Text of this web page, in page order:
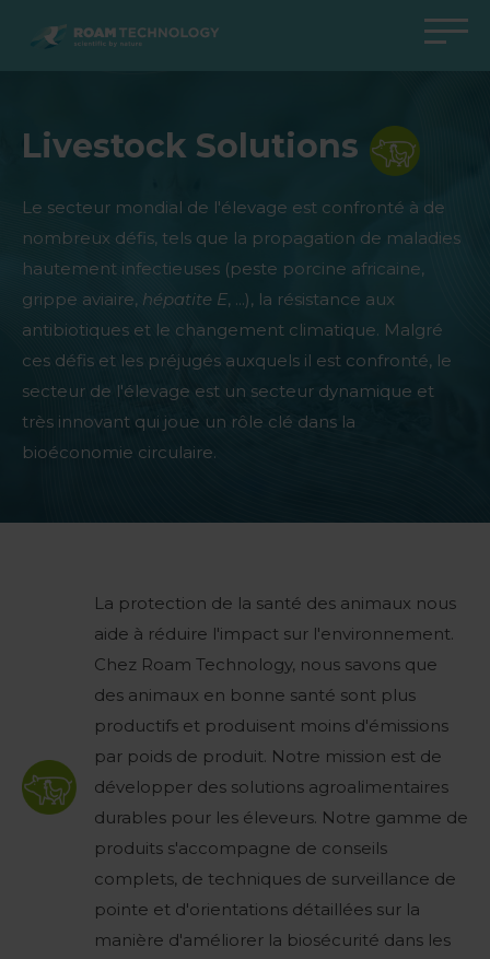
ROAM
Agro Solutions
Produits
Tous les cas
Livestock Solutions
Produits
Tous les cas
Industrial Applications
Produits
Tous les cas
Medical Support
Produits Medical Support
Tous les cas
Livestock Solutions
Le secteur mondial de l'élevage est confronté à de
nombreux défis, tels que la propagation de maladies
hautement infectieuses (peste porcine africaine,
grippe aviaire, hépatite E, ...), la résistance aux
antibiotiques et le changement climatique. Malgré
ces défis et les préjugés auxquels il est confronté, le
secteur de l'élevage est un secteur dynamique et
très innovant qui joue un rôle clé dans la
bioéconomie circulaire.
La protection de la santé des animaux nous
aide à réduire l'impact sur l'environnement.
Chez Roam Technology, nous savons que
des animaux en bonne santé sont plus
productifs et produisent moins d'émissions
par poids de produit. Notre mission est de
développer des solutions agroalimentaires
durables pour les éleveurs. Notre gamme de
produits s'accompagne de conseils
complets, de techniques de surveillance de
pointe et d'orientations détaillées sur la
manière d'améliorer la biosécurité dans les